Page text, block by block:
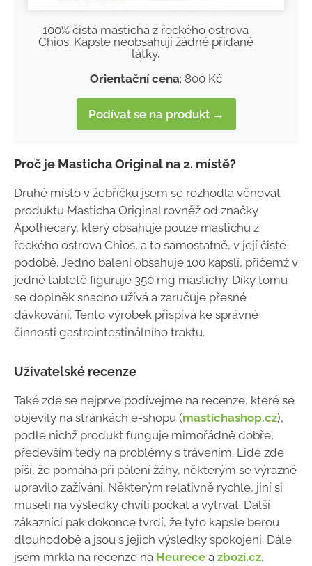
100% čistá masticha z řeckého ostrova
Chios. Kapsle neobsahují žádné přidané
látky.
Orientační cena: 800 Kč
Podívat se na produkt →
Proč je Masticha Original na 2. místě?
Druhé místo v žebříčku jsem se rozhodla věnovat
produktu Masticha Original rovněž od značky
Apothecary, který obsahuje pouze mastichu z
řeckého ostrova Chios, a to samostatně, v její čisté
podobě. Jedno balení obsahuje 100 kapslí, přičemž v
jedné tabletě figuruje 350 mg mastichy. Díky tomu
se doplněk snadno užívá a zaručuje přesné
dávkování. Tento výrobek přispívá ke správné
činnosti gastrointestinálního traktu.
Uživatelské recenze
Také zde se nejprve podívejme na recenze, které se
objevily na stránkách e-shopu (mastichashop.cz),
podle nichž produkt funguje mimořádně dobře,
především tedy na problémy s trávením. Lidé zde
píší, že pomáhá při pálení žáhy, některým se výrazně
upravilo zažívání. Některým relativně rychle, jiní si
museli na výsledky chvíli počkat a vytrvat. Další
zákazníci pak dokonce tvrdí, že tyto kapsle berou
dlouhodobě a jsou s jejich výsledky spokojení. Dále
jsem mrkla na recenze na Heurece a zbozi.cz,